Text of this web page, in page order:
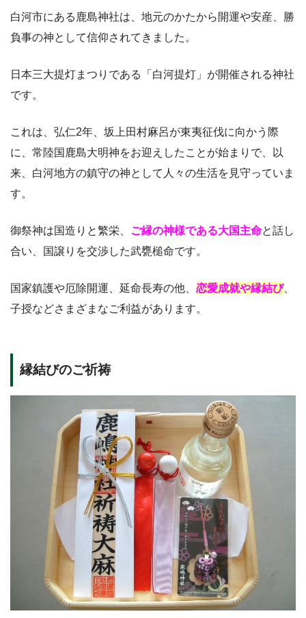
白河市にある鹿島神社は、地元のかたから開運や安産、勝
負事の神として信仰されてきました。
日本三大提灯まつりである「白河提灯」が開催される神社
です。
これは、弘仁2年、坂上田村麻呂が東夷征伐に向かう際
に、常陸国鹿島大明神をお迎えしたことが始まりで、以
来、白河地方の鎮守の神として人々の生活を見守っていま
す。
御祭神は国造りと繁栄、 ご縁の神様である大国主命と話し
合い、国譲りを交渉した武甕槌命です。
国家鎮護や厄除開運、延命長寿の他、 恋愛成就や縁結び、
子授などさまざまなご利益があります。
縁結びのご祈祷